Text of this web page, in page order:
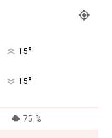
15°
15°
75 %